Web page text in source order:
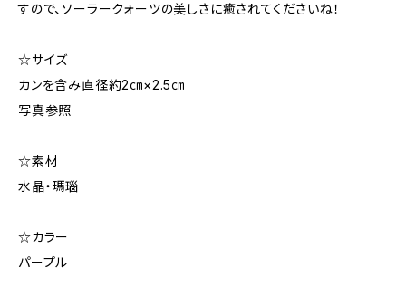
すので、ソーラークォーツの美しさに癒されてくださいね！
☆サイズ
カンを含み直径約2㎝×2.5㎝
写真参照
☆素材
水晶・瑪瑙
☆カラー
パープル